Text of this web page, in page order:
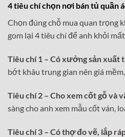
4 tiêu chí chọn nơi bán tủ quần
Chọn đúng chỗ mua quan trọng
gom lại 4 tiêu chí để anh khỏi
Tiêu chí 1 – Có xưởng sản xuất
bớt khâu trung gian nên giá
Tiêu chí 2 – Cho xem cốt gỗ và
sàng cho anh xem mẫu cốt ván,
Tiêu chí 3 – Có thợ đo vẽ, lắp